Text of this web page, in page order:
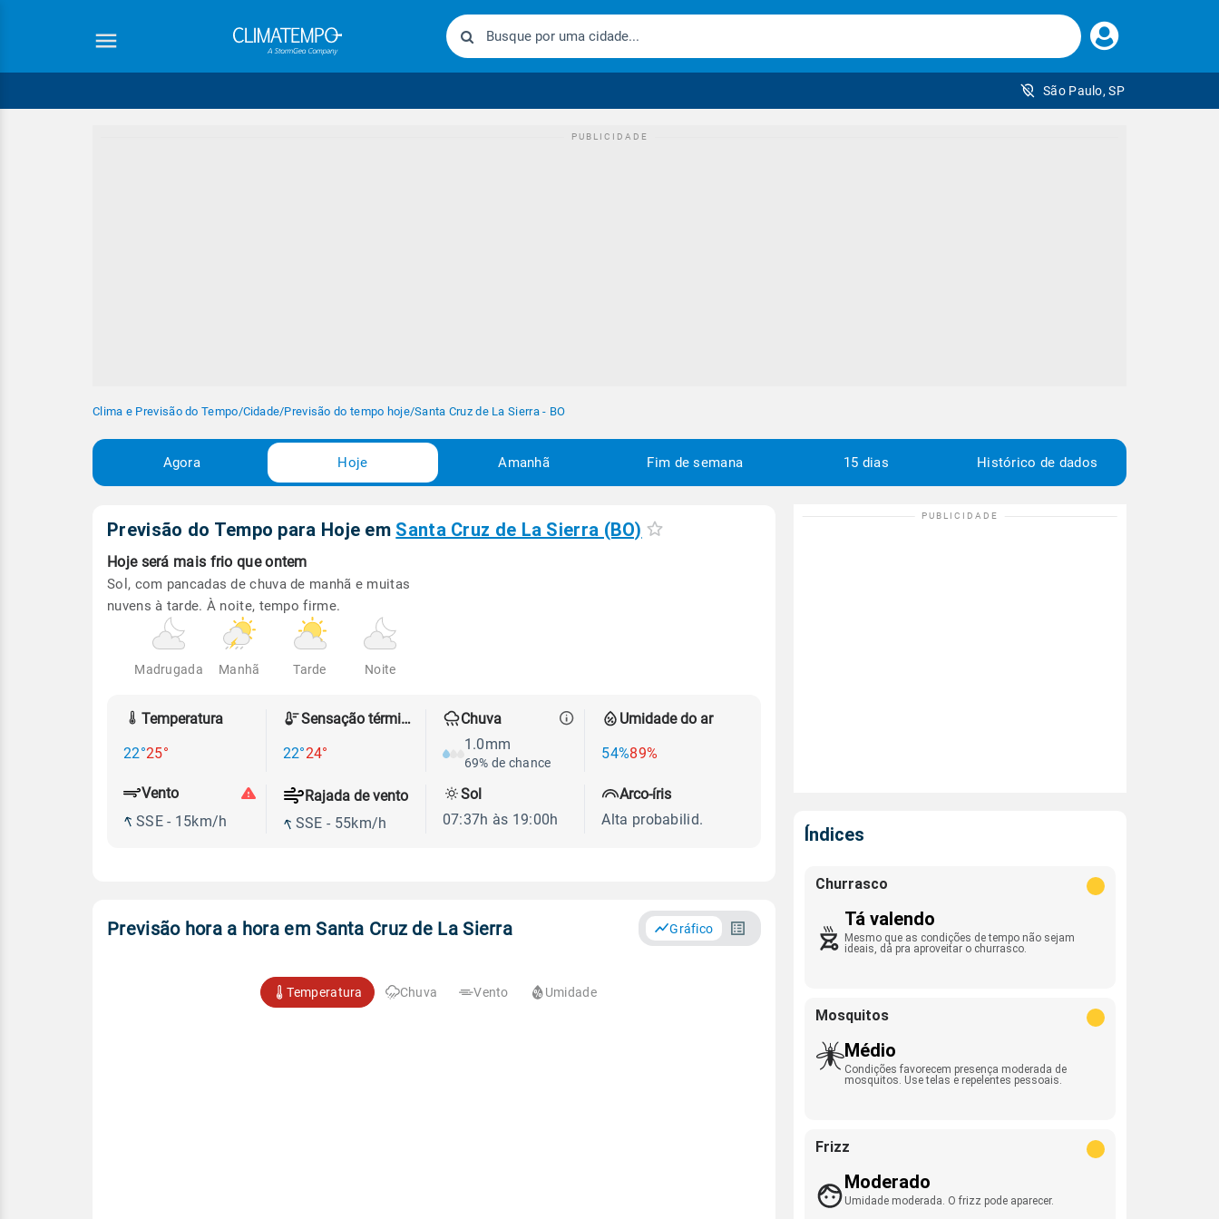
Faça
seu
São Paulo, SP
Clima e Previsão do Tempo/Cidade/Previsão do tempo hoje/Santa Cruz de La Sierra - BO
Agora Hoje Amanhã Fim de semana 15 dias Histórico de dados
Previsão do Tempo para Hoje em Santa Cruz de La Sierra (BO)
Hoje será mais frio que ontem
Sol, com pancadas de chuva de manhã e muitas
nuvens à tarde. À noite, tempo firme.
Madrugada Manhã Tarde Noite
Temperatura
22°25°
Sensação térmica
22°24°
Chuva
1.0mm
69% de chance
Umidade do ar
54%89%
Vento
SSE - 15km/h
Rajada de vento
SSE - 55km/h
Sol
07:37h às 19:00h
Arco-íris
Alta probabilid.
Previsão hora a hora em Santa Cruz de La Sierra Gráfico
Temperatura Chuva Vento Umidade
Índices
Churrasco
Tá valendo
Mesmo que as condições de tempo não sejam
ideais, dá pra aproveitar o churrasco.
Mosquitos
Médio
Condições favorecem presença moderada de
mosquitos. Use telas e repelentes pessoais.
Frizz
Moderado
Umidade moderada. O frizz pode aparecer.